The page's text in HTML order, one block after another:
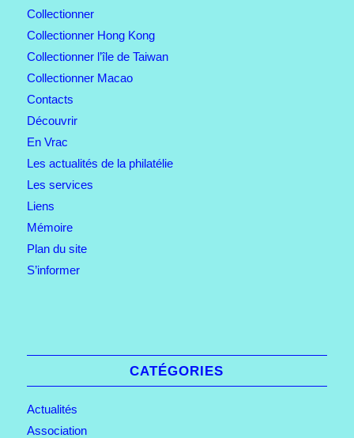
Collectionner
Collectionner Hong Kong
Collectionner l’île de Taiwan
Collectionner Macao
Contacts
Découvrir
En Vrac
Les actualités de la philatélie
Les services
Liens
Mémoire
Plan du site
S’informer
CATÉGORIES
Actualités
Association